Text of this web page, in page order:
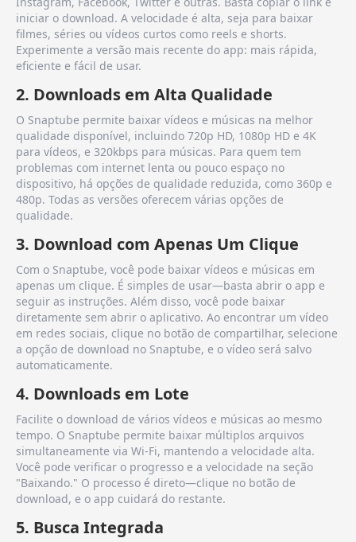
iniciar o download. A velocidade é alta, seja para baixar
filmes, séries ou vídeos curtos como reels e shorts.
Experimente a versão mais recente do app: mais rápida,
eficiente e fácil de usar.
2. Downloads em Alta Qualidade
O Snaptube permite baixar vídeos e músicas na melhor
qualidade disponível, incluindo 720p HD, 1080p HD e 4K
para vídeos, e 320kbps para músicas. Para quem tem
problemas com internet lenta ou pouco espaço no
dispositivo, há opções de qualidade reduzida, como 360p e
480p. Todas as versões oferecem várias opções de
qualidade.
3. Download com Apenas Um Clique
Com o Snaptube, você pode baixar vídeos e músicas em
apenas um clique. É simples de usar—basta abrir o app e
seguir as instruções. Além disso, você pode baixar
diretamente sem abrir o aplicativo. Ao encontrar um vídeo
em redes sociais, clique no botão de compartilhar, selecione
a opção de download no Snaptube, e o vídeo será salvo
automaticamente.
4. Downloads em Lote
Facilite o download de vários vídeos e músicas ao mesmo
tempo. O Snaptube permite baixar múltiplos arquivos
simultaneamente via Wi-Fi, mantendo a velocidade alta.
Você pode verificar o progresso e a velocidade na seção
"Baixando." O processo é direto—clique no botão de
download, e o app cuidará do restante.
5. Busca Integrada